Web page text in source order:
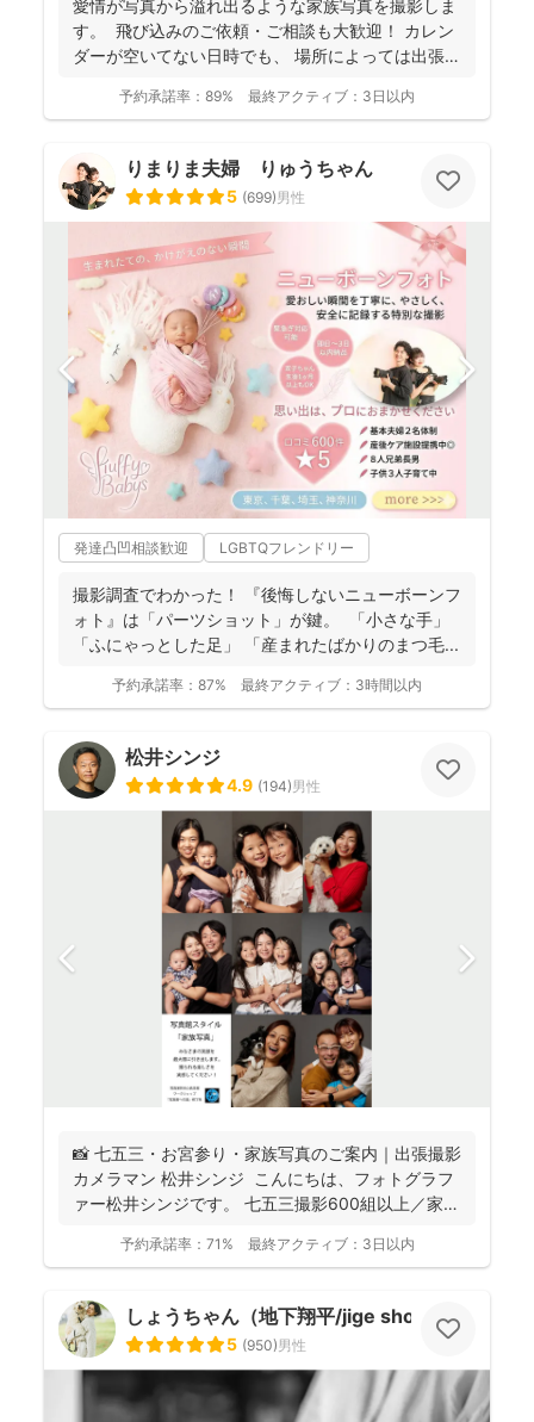
し、クオリティ高いお写真をお届けされています(^^)
愛情が写真から溢れ出るような家族写真を撮影しま
す。 飛び込みのご依頼・ご相談も大歓迎！ カレン
ダーが空いてない日時でも、 場所によっては出張で
予約承諾率： 89% 最終アクティブ： 3日以内
りまりま夫婦 りゅうちゃん
5 (699)男性
発達凸凹相談歓迎 LGBTQフレンドリー
撮影調査でわかった！ 『後悔しないニューボーンフ
ォト』は「パーツショット」が鍵。 「小さな手」
「ふにゃっとした足」 「産まれたばかりのまつ毛...
予約承諾率： 87% 最終アクティブ： 3時間以内
松井シンジ
4.9 (194)男性
📸 七五三・お宮参り・家族写真のご案内｜出張撮影
カメラマン 松井シンジ こんにちは、フォトグラフ
ァー松井シンジです。 七五三撮影600組以上／家
予約承諾率： 71% 最終アクティブ： 3日以内
しょうちゃん（地下翔平/jige shohe）
5 (950)男性